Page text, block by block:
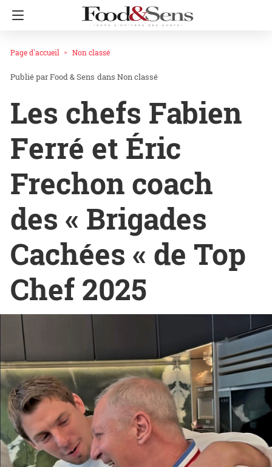
Page d'accueil Non classé
Food & Sens dans Non classé
Les chefs Fabien
Ferré et Éric
Frechon coach
des « Brigades
Cachées « de Top
Chef 2025